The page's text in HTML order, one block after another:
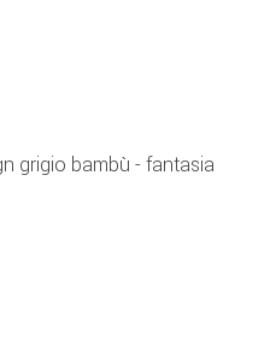
grigio bambù - fantasia